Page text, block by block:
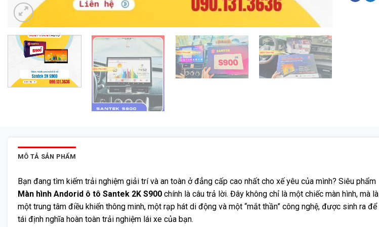
MÔ TẢ SẢN PHẨM
Bạn đang tìm kiếm trải nghiệm giải trí và an toàn ở đẳng cấp cao nhất cho xế yêu của mình? Siêu phẩm
Màn hình Andorid ô tô Santek 2K S900 chính là câu trả lời. Đây không chỉ là một chiếc màn hình, mà là
một trung tâm điều khiển thông minh, một rạp hát di động và một “mắt thần” công nghệ, được sinh ra để
tái định nghĩa hoàn toàn trải nghiệm lái xe của bạn.